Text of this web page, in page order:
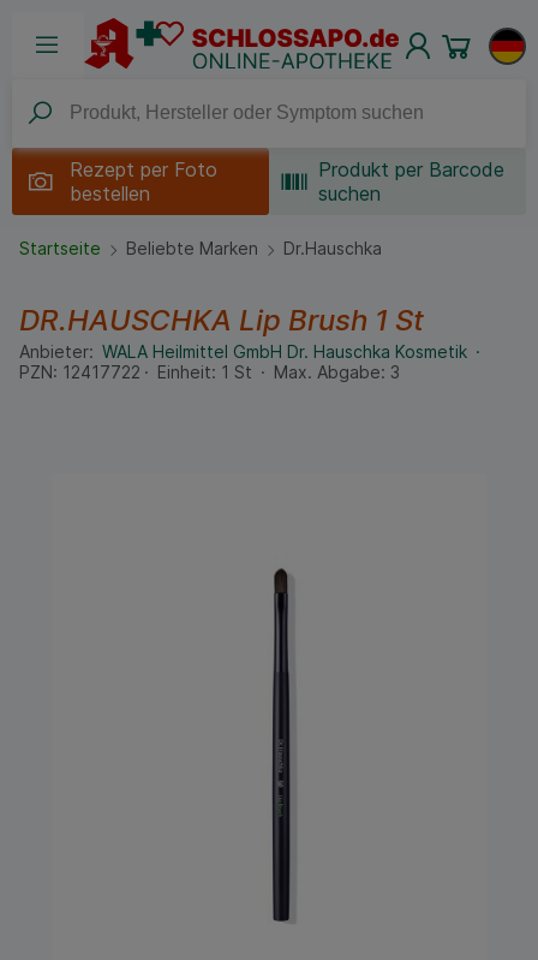
Rezept per Foto
bestellen
Produkt per Barcode
suchen
Startseite Beliebte Marken Dr.Hauschka
DR.HAUSCHKA Lip Brush 1 St
Anbieter: WALA Heilmittel GmbH Dr. Hauschka Kosmetik
PZN: 12417722 Einheit: 1 St Max. Abgabe: 3